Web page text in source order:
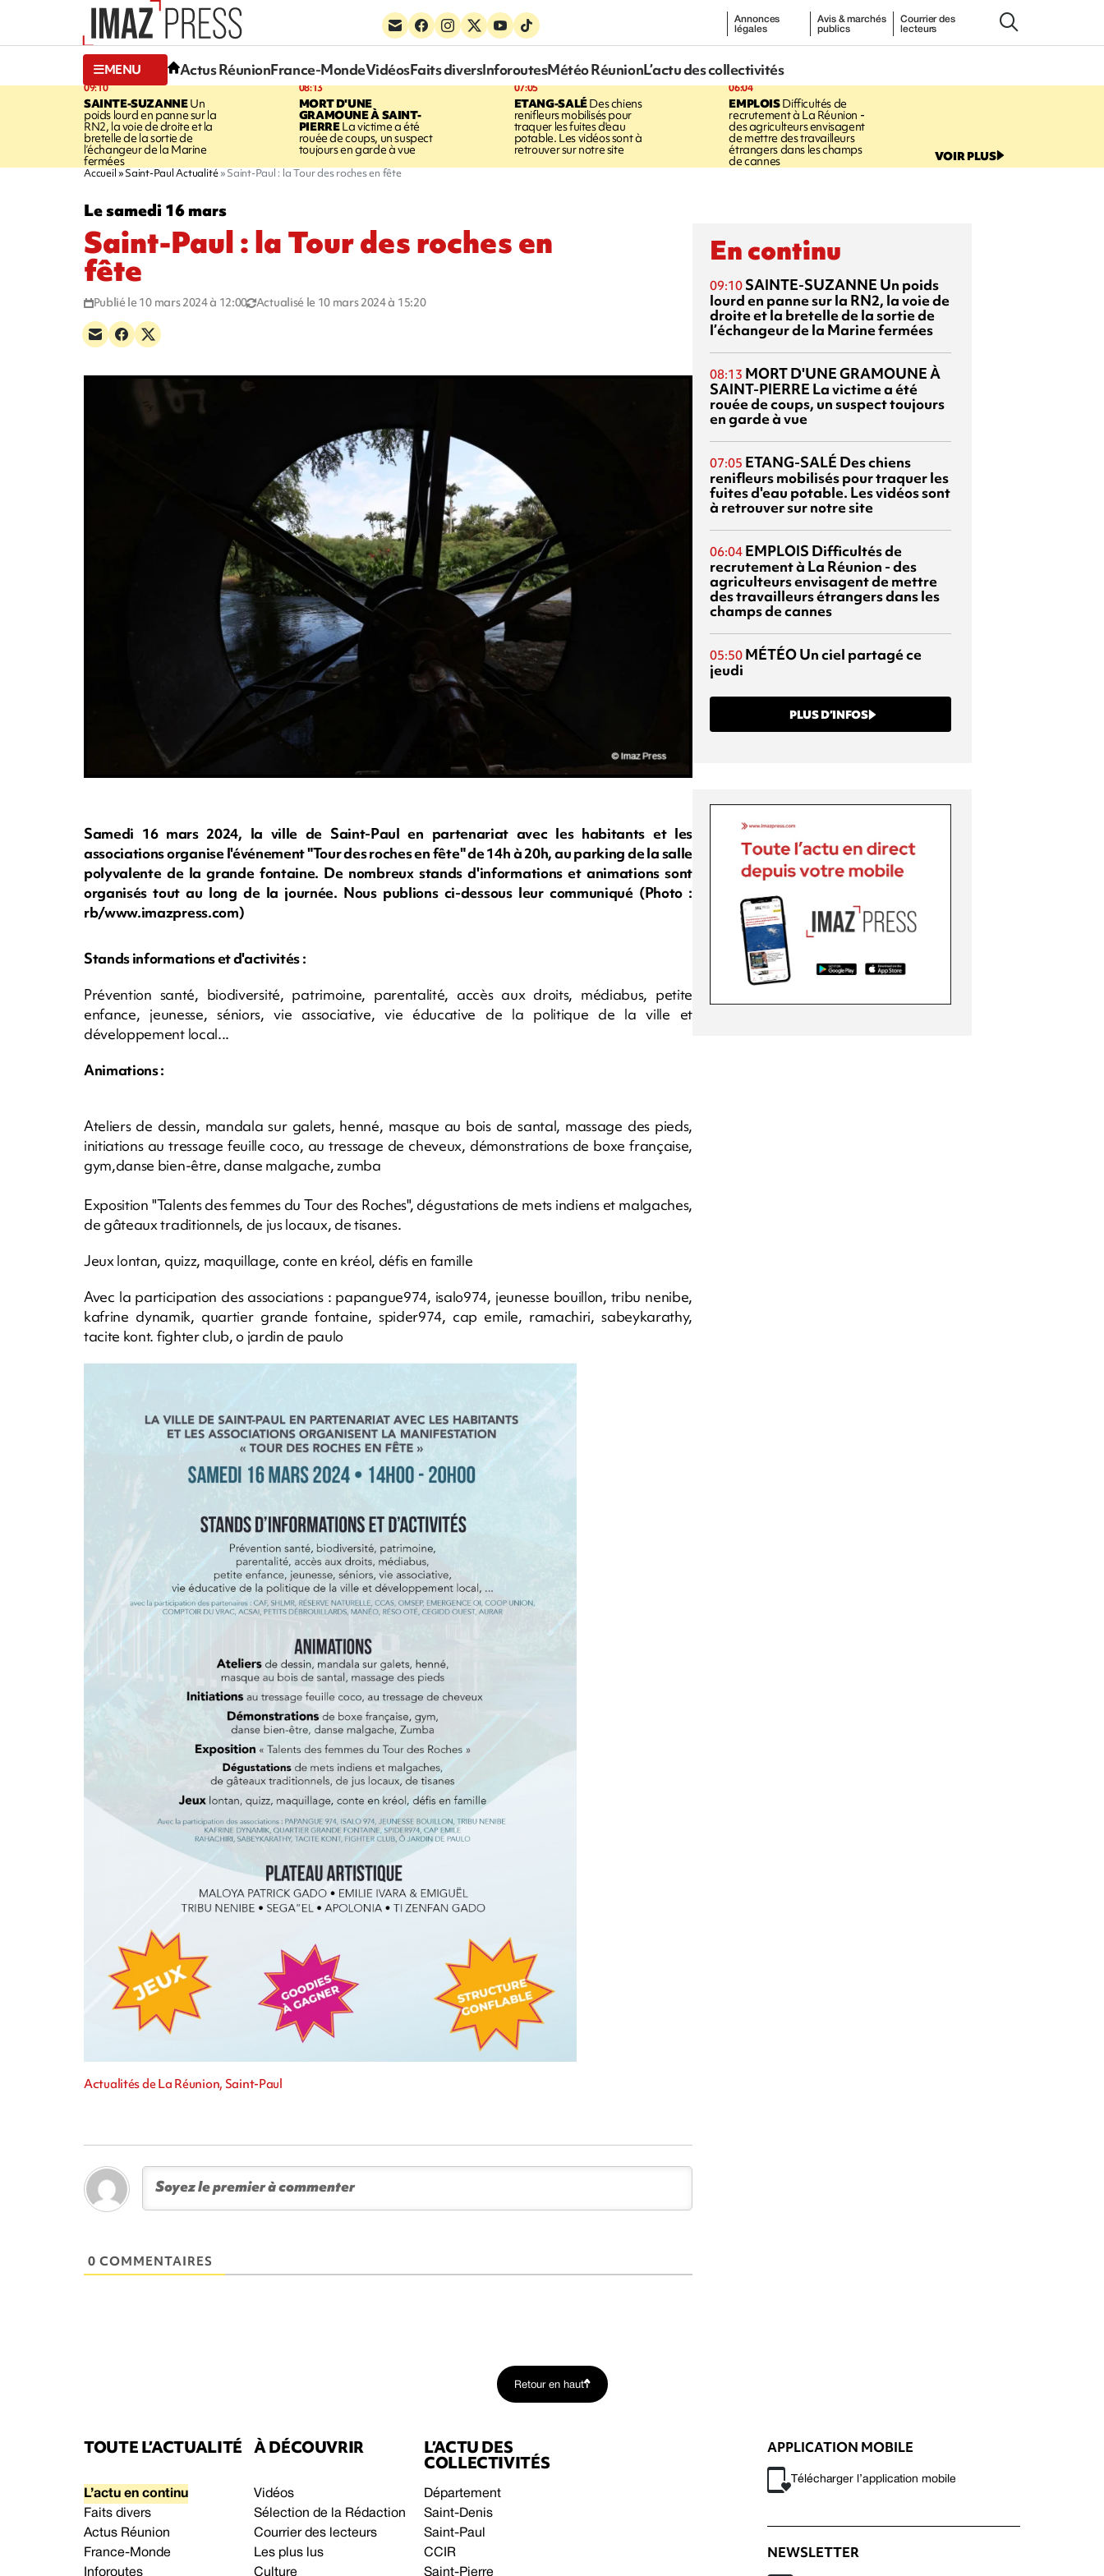
Annonces
légales
Avis & marchés
publics
Courrier des
lecteurs
MENU Actus RéunionFrance-MondeVidéosFaits diversInforoutesMétéo RéunionL’actu des collectivités
09:10
SAINTE-SUZANNEUn
poids lourd en panne sur la
RN2, la voie de droite et la
bretelle de la sortie de
l’échangeur de la Marine
fermées
08:13
MORT D'UNE
GRAMOUNE À SAINT-
PIERRELa victime a été
rouée de coups, un suspect
toujours en garde à vue
07:05
ETANG-SALÉDes chiens
renifleurs mobilisés pour
traquer les fuites d'eau
potable. Les vidéos sont à
retrouver sur notre site
06:04
EMPLOISDifficultés de
recrutement à La Réunion -
des agriculteurs envisagent
de mettre des travailleurs
étrangers dans les champs
de cannes VOIR PLUS
Accueil Saint-Paul Actualité Saint-Paul : la Tour des roches en fête
Le samedi 16 mars
Saint-Paul : la Tour des roches en
fête
Publié le 10 mars 2024 à 12:00 Actualisé le 10 mars 2024 à 15:20
Samedi 16 mars 2024, la ville de Saint-Paul en partenariat avec les habitants et les
associations organise l'événement "Tour des roches en fête" de 14h à 20h, au parking de la salle
polyvalente de la grande fontaine. De nombreux stands d'informations et animations sont
organisés tout au long de la journée. Nous publions ci-dessous leur communiqué (Photo :
rb/www.imazpress.com)
Stands informations et d'activités :
Prévention santé, biodiversité, patrimoine, parentalité, accès aux droits, médiabus, petite
enfance, jeunesse, séniors, vie associative, vie éducative de la politique de la ville et
développement local...
Animations :
Ateliers de dessin, mandala sur galets, henné, masque au bois de santal, massage des pieds,
initiations au tressage feuille coco, au tressage de cheveux, démonstrations de boxe française,
gym,danse bien-être, danse malgache, zumba
Exposition "Talents des femmes du Tour des Roches", dégustations de mets indiens et malgaches,
de gâteaux traditionnels, de jus locaux, de tisanes.
Jeux lontan, quizz, maquillage, conte en kréol, défis en famille
Avec la participation des associations : papangue974, isalo974, jeunesse bouillon, tribu nenibe,
kafrine dynamik, quartier grande fontaine, spider974, cap emile, ramachiri, sabeykarathy,
tacite kont. fighter club, o jardin de paulo
Actualités de La Réunion, Saint-Paul
0 COMMENTAIRES
En continu
09:10 SAINTE-SUZANNE Un poids
lourd en panne sur la RN2, la voie de
droite et la bretelle de la sortie de
l’échangeur de la Marine fermées
08:13 MORT D'UNE GRAMOUNE À
SAINT-PIERRE La victime a été
rouée de coups, un suspect toujours
en garde à vue
07:05 ETANG-SALÉ Des chiens
renifleurs mobilisés pour traquer les
fuites d'eau potable. Les vidéos sont
à retrouver sur notre site
06:04 EMPLOIS Difficultés de
recrutement à La Réunion - des
agriculteurs envisagent de mettre
des travailleurs étrangers dans les
champs de cannes
05:50 MÉTÉOUn ciel partagé ce
jeudi
PLUS D’INFOS
Retour en haut
TOUTE L’ACTUALITÉ
L’actu en continu
Faits divers
Actus Réunion
France-Monde
Inforoutes
À DÉCOUVRIR
Vidéos
Sélection de la Rédaction
Courrier des lecteurs
Les plus lus
Culture
L’ACTU DES
COLLECTIVITÉS
Département
Saint-Denis
Saint-Paul
CCIR
Saint-Pierre
APPLICATION MOBILE
Télécharger l’application mobile
NEWSLETTER